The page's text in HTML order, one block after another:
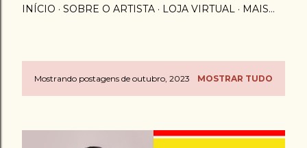
INÍCIO SOBRE O ARTISTA LOJA VIRTUAL MAIS…
PMostrando postagens de outubro, 2023 MOSTRAR TUDO